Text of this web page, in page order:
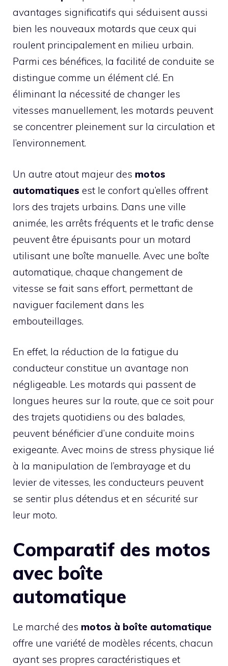
avantages significatifs qui séduisent aussi
bien les nouveaux motards que ceux qui
roulent principalement en milieu urbain.
Parmi ces bénéfices, la facilité de conduite se
distingue comme un élément clé. En
éliminant la nécessité de changer les
vitesses manuellement, les motards peuvent
se concentrer pleinement sur la circulation et
l’environnement.
Un autre atout majeur des motos
automatiques est le confort qu’elles offrent
lors des trajets urbains. Dans une ville
animée, les arrêts fréquents et le trafic dense
peuvent être épuisants pour un motard
utilisant une boîte manuelle. Avec une boîte
automatique, chaque changement de
vitesse se fait sans effort, permettant de
naviguer facilement dans les
embouteillages.
En effet, la réduction de la fatigue du
conducteur constitue un avantage non
négligeable. Les motards qui passent de
longues heures sur la route, que ce soit pour
des trajets quotidiens ou des balades,
peuvent bénéficier d’une conduite moins
exigeante. Avec moins de stress physique lié
à la manipulation de l’embrayage et du
levier de vitesses, les conducteurs peuvent
se sentir plus détendus et en sécurité sur
leur moto.
Comparatif des motos
avec boîte
automatique
Le marché des motos à boîte automatique
offre une variété de modèles récents, chacun
ayant ses propres caractéristiques et